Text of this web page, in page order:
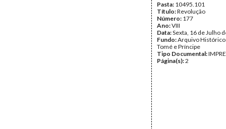
Pasta: 10495.101
Título:Revolução
Número: 177
Ano:VIII
Data:Sexta, 16 de Julho
Fundo:Arquivo Histórico
Tomé e Príncipe
Tipo Documental:
Página(s):2